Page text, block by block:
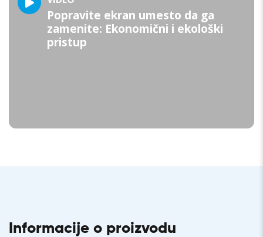
Popravite ekran umesto da ga
zamenite: Ekonomični i ekološki
pristup
Informacije o proizvodu